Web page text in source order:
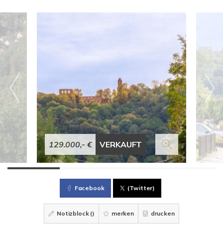
129.000,- € VERKAUFT
Facebook (Twitter)
Notizblock () merken drucken